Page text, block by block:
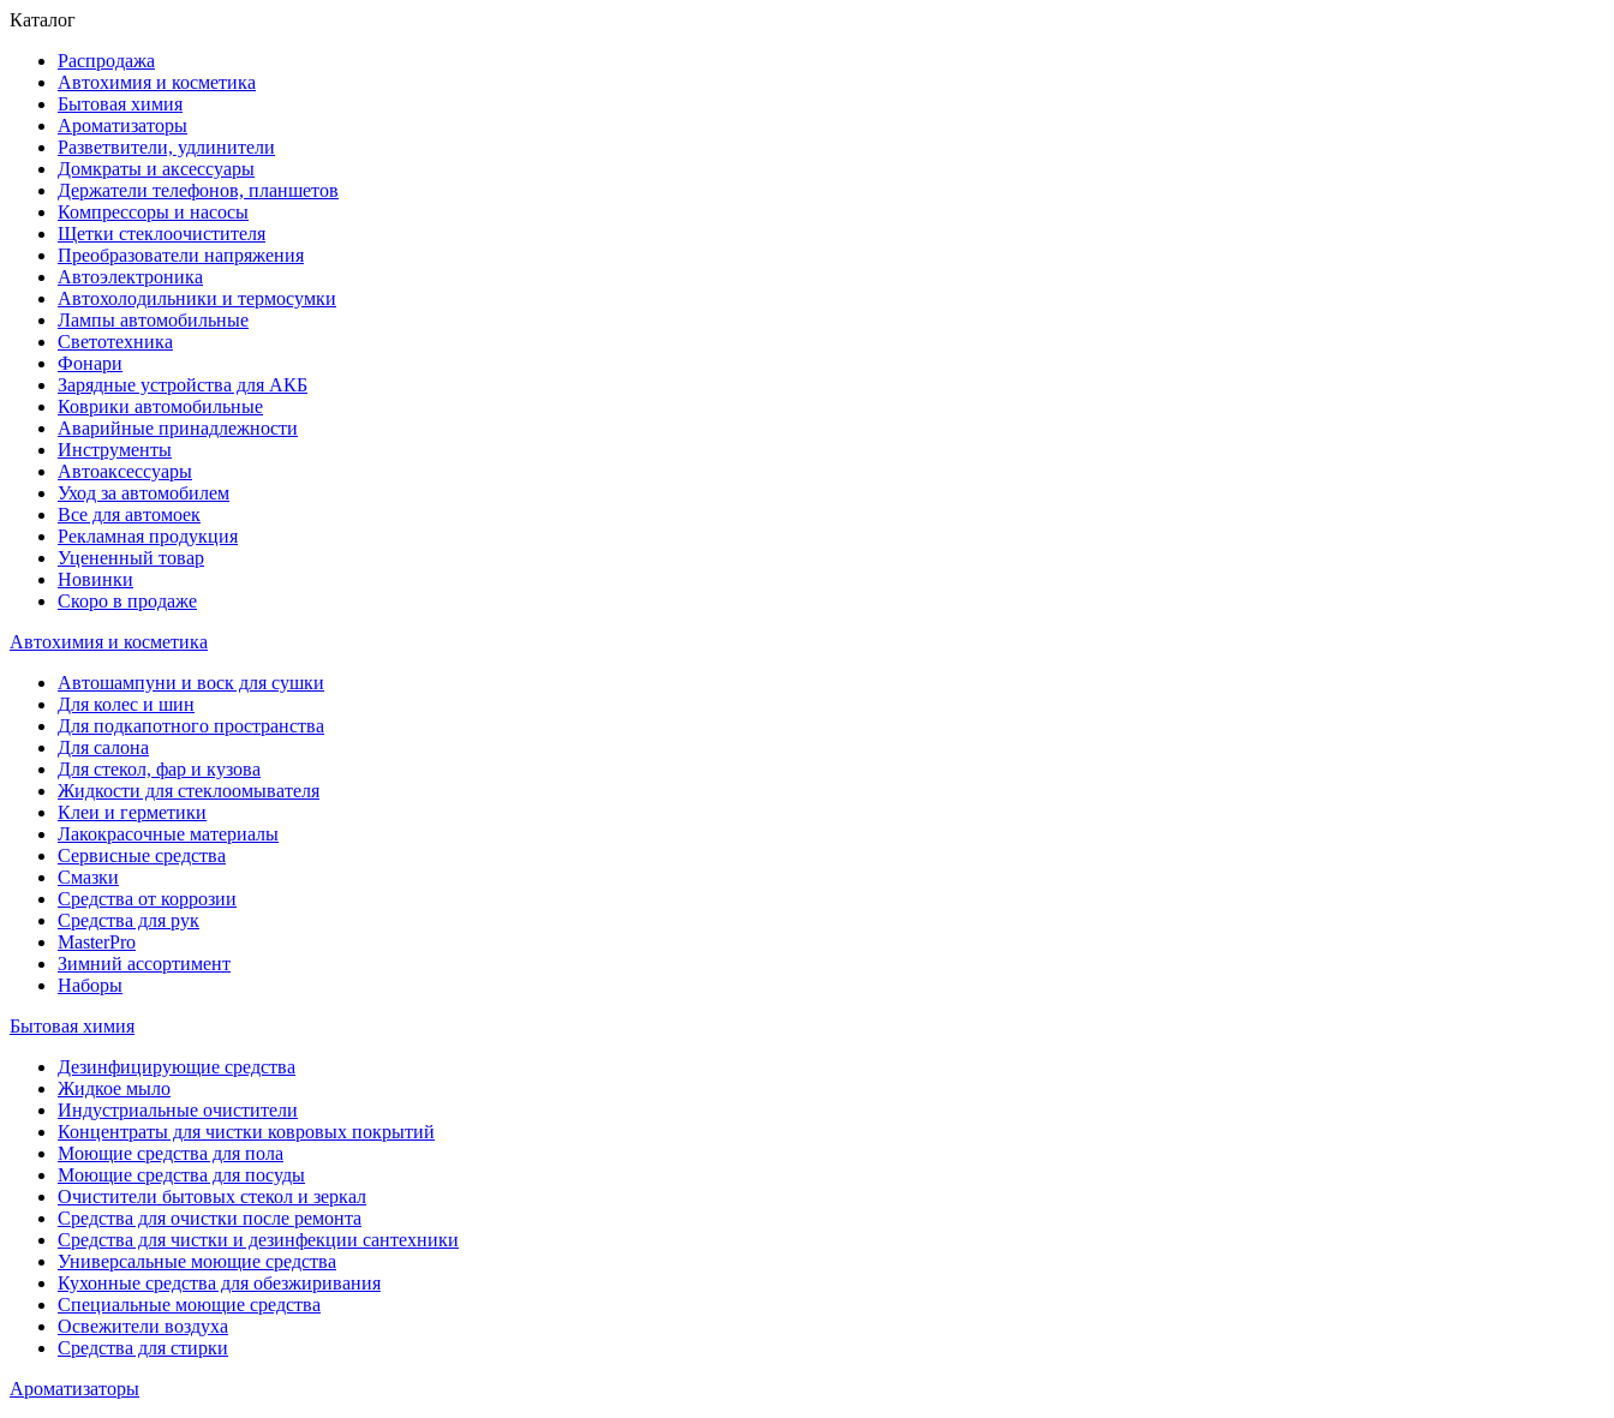
Каталог
Распродажа
Автохимия и косметика
Бытовая химия
Ароматизаторы
Разветвители, удлинители
Домкраты и аксессуары
Держатели телефонов, планшетов
Компрессоры и насосы
Щетки стеклоочистителя
Преобразователи напряжения
Автоэлектроника
Автохолодильники и термосумки
Лампы автомобильные
Светотехника
Фонари
Зарядные устройства для АКБ
Коврики автомобильные
Аварийные принадлежности
Инструменты
Автоаксессуары
Уход за автомобилем
Все для автомоек
Рекламная продукция
Уцененный товар
Новинки
Скоро в продаже
Автохимия и косметика
Автошампуни и воск для сушки
Для колес и шин
Для подкапотного пространства
Для салона
Для стекол, фар и кузова
Жидкости для стеклоомывателя
Клеи и герметики
Лакокрасочные материалы
Сервисные средства
Смазки
Средства от коррозии
Средства для рук
MasterPro
Зимний ассортимент
Наборы
Бытовая химия
Дезинфицирующие средства
Жидкое мыло
Индустриальные очистители
Концентраты для чистки ковровых покрытий
Моющие средства для пола
Моющие средства для посуды
Очистители бытовых стекол и зеркал
Средства для очистки после ремонта
Средства для чистки и дезинфекции сантехники
Универсальные моющие средства
Кухонные средства для обезжиривания
Специальные моющие средства
Освежители воздуха
Средства для стирки
Ароматизаторы